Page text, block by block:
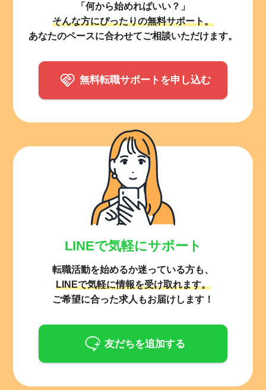
「何から始めればいい？」
そんな方にぴったりの無料サポート。
あなたのペースに合わせてご相談いただけます。
無料転職サポートを申し込む
LINEで気軽にサポート
転職活動を始めるか迷っている方も、
LINEで気軽に情報を受け取れます。
ご希望に合った求人もお届けします！
友だちを追加する